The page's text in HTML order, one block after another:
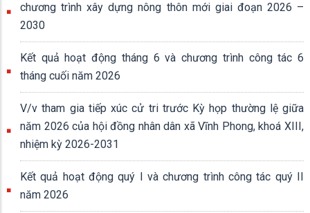
chương trình xây dựng nông thôn mới giai đoạn 2026 –
2030
Kết quả hoạt động tháng 6 và chương trình công tác 6
tháng cuối năm 2026
V/v tham gia tiếp xúc cử tri trước Kỳ họp thường lệ giữa
năm 2026 của hội đồng nhân dân xã Vĩnh Phong, khoá XIII,
nhiệm kỳ 2026-2031
Kết quả hoạt động quý I và chương trình công tác quý II
năm 2026